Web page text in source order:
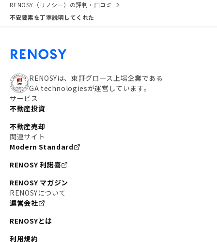
RENOSY（リノシー）の評判・口コミ
不安要素を丁寧説明してくれた
RENOSYは、東証グロース上場企業である
GA technologiesが運営しています。
サービス
不動産投資
不動産売却
関連サイト
Modern Standard
RENOSY 利諾喜
RENOSY マガジン
RENOSYについて
運営会社
RENOSYとは
利用規約